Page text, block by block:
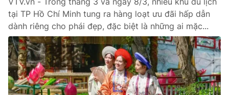
tại TP Hồ Chí Minh tung ra hàng loạt ưu đãi hấp dẫn
dành riêng cho phái đẹp, đặc biệt là những ai mặc...